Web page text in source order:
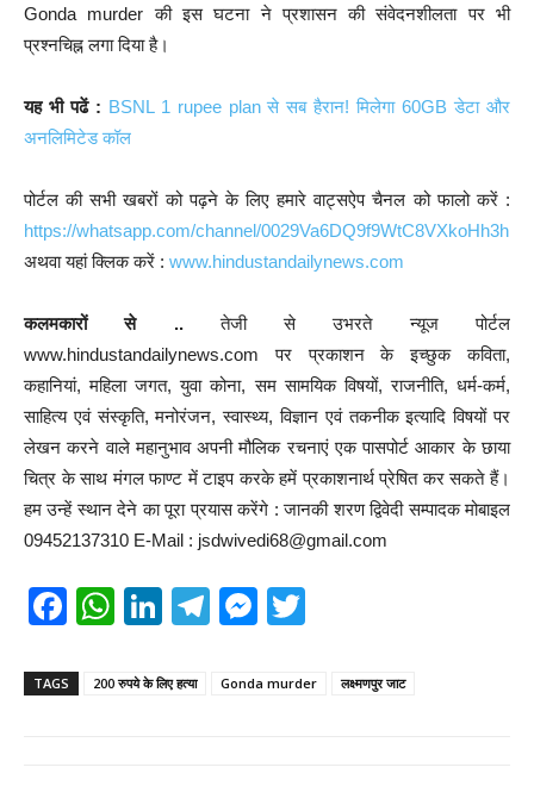
Gonda murder की इस घटना ने प्रशासन की संवेदनशीलता पर भी
प्रश्नचिह्न लगा दिया है।
यह भी पढें : BSNL 1 rupee plan से सब हैरान! मिलेगा 60GB डेटा और
अनलिमिटेड कॉल
पोर्टल की सभी खबरों को पढ़ने के लिए हमारे वाट्सऐप चैनल को फालो करें :
https://whatsapp.com/channel/0029Va6DQ9f9WtC8VXkoHh3h
अथवा यहां क्लिक करें : www.hindustandailynews.com
कलमकारों से ..तेजी से उभरते न्यूज पोर्टल
www.hindustandailynews.com पर प्रकाशन के इच्छुक कविता,
कहानियां, महिला जगत, युवा कोना, सम सामयिक विषयों, राजनीति, धर्म-कर्म,
साहित्य एवं संस्कृति, मनोरंजन, स्वास्थ्य, विज्ञान एवं तकनीक इत्यादि विषयों पर
लेखन करने वाले महानुभाव अपनी मौलिक रचनाएं एक पासपोर्ट आकार के छाया
चित्र के साथ मंगल फाण्ट में टाइप करके हमें प्रकाशनार्थ प्रेषित कर सकते हैं।
हम उन्हें स्थान देने का पूरा प्रयास करेंगे : जानकी शरण द्विवेदी सम्पादक मोबाइल
09452137310 E-Mail : jsdwivedi68@gmail.com
F
c
W
at
Li
k
T
e
M
ss tt
TAGS 200 रुपये के लिए हत्या Gonda murder लक्ष्मणपुर जाट